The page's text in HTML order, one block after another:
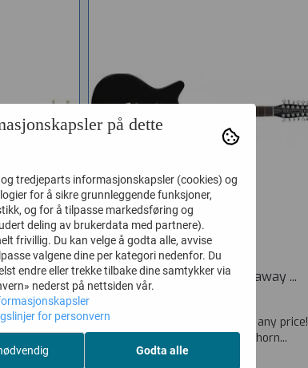
Bass ...
used by
Entwistle
Danelectro 59 Double Cutaway ...
The best sounding 12 string at any price!
Jangle tones dazzle! Shorthorn...
på dette
tredjeparts informasjonskapsler (cookies) og
for å sikre grunnleggende funksjoner,
og for å tilpasse markedsføring og
deling av brukerdata med partnere).
frivillig. Du kan velge å godta alle, avvise
valgene dine per kategori nedenfor. Du
endre eller trekke tilbake dine samtykker via
nederst på nettsiden vår.
for personvern
Godta alle